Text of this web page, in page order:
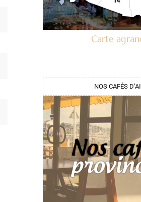
Carte
NOS CAFÉS